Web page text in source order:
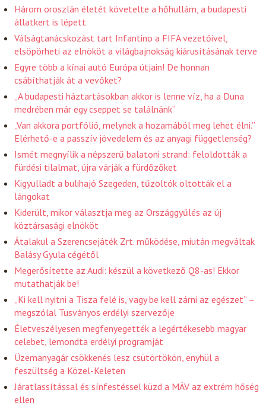
Három oroszlán életét követelte a hőhullám, a budapesti
állatkert is lépett
Válságtanácskozást tart Infantino a FIFA vezetőivel,
elsöpörheti az elnököt a világbajnokság kiárusításának terve
Egyre több a kínai autó Európa útjain! De honnan
csábíthatják át a vevőket?
„A budapesti háztartásokban akkor is lenne víz, ha a Duna
medrében már egy cseppet se találnánk”
„Van akkora portfólió, melynek a hozamából meg lehet élni.”
Elérhető-e a passzív jövedelem és az anyagi függetlenség?
Ismét megnyílik a népszerű balatoni strand: feloldották a
fürdési tilalmat, újra várják a fürdőzőket
Kigyulladt a bulihajó Szegeden, tűzoltók oltották el a
lángokat
Kiderült, mikor választja meg az Országgyűlés az új
köztársasági elnököt
Átalakul a Szerencsejáték Zrt. működése, miután megváltak
Balásy Gyula cégétől
Megerősítette az Audi: készül a következő Q8-as! Ekkor
mutathatják be!
„Ki kell nyitni a Tisza felé is, vagy be kell zárni az egészet” –
megszólal Tusványos erdélyi szervezője
Életveszélyesen megfenyegették a legértékesebb magyar
celebet, lemondta erdélyi programját
Üzemanyagár csökkenés lesz csütörtökön, enyhül a
feszültség a Közel-Keleten
Járatlassítással és sínfestéssel küzd a MÁV az extrém hőség
ellen